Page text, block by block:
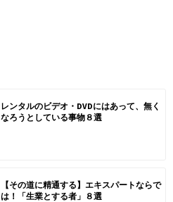
レンタルのビデオ・DVDにはあって、無く
なろうとしている事物８選
【その道に精通する】エキスパートならで
は！「生業とする者」８選